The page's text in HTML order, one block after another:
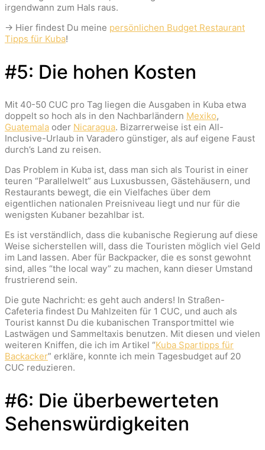
irgendwann zum Hals raus.
→ Hier findest Du meine persönlichen Budget Restaurant
Tipps für Kuba!
#5: Die hohen Kosten
Mit 40-50 CUC pro Tag liegen die Ausgaben in Kuba etwa
doppelt so hoch als in den Nachbarländern Mexiko,
Guatemala oder Nicaragua. Bizarrerweise ist ein All-
Inclusive-Urlaub in Varadero günstiger, als auf eigene Faust
durch’s Land zu reisen.
Das Problem in Kuba ist, dass man sich als Tourist in einer
teuren “Parallelwelt” aus Luxusbussen, Gästehäusern, und
Restaurants bewegt, die ein Vielfaches über dem
eigentlichen nationalen Preisniveau liegt und nur für die
wenigsten Kubaner bezahlbar ist.
Es ist verständlich, dass die kubanische Regierung auf diese
Weise sicherstellen will, dass die Touristen möglich viel Geld
im Land lassen. Aber für Backpacker, die es sonst gewohnt
sind, alles “the local way” zu machen, kann dieser Umstand
frustrierend sein.
Die gute Nachricht: es geht auch anders! In Straßen-
Cafeteria findest Du Mahlzeiten für 1 CUC, und auch als
Tourist kannst Du die kubanischen Transportmittel wie
Lastwägen und Sammeltaxis benutzen. Mit diesen und vielen
weiteren Kniffen, die ich im Artikel “Kuba Spartipps für
Backacker” erkläre, konnte ich mein Tagesbudget auf 20
CUC reduzieren.
#6: Die überbewerteten
Sehenswürdigkeiten